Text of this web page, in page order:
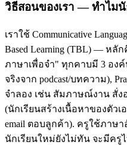
วิธีสอนของเรา — ทำไมนั
เราใช้ Communicative
Based Learning (TBL) — หลั
ภาษาเพื่อจำ" ทุกคาบมี 3 อง
จริงจาก podcast/บทความ),
จำลอง เช่น สัมภาษณ์งาน สั่งอ
(นักเรียนสร้างเนื้อหาของตัว
email ตอบลูกค้า). ครูใช้ภาษ
นักเรียนใหม่ยังไม่ทัน จะมีครู